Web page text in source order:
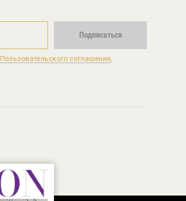
Подписаться
Пользовательского соглашения,